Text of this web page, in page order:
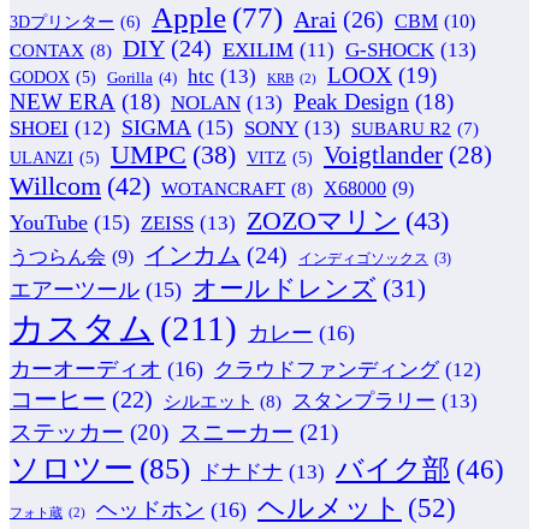
3Dプリンター (6) Apple (77) Arai (26) CBM (10)
CONTAX (8) DIY (24) EXILIM (11) G-SHOCK (13)
GODOX (5) Gorilla (4) htc (13) KRB (2) LOOX (19)
NEW ERA (18) NOLAN (13) Peak Design (18)
SHOEI (12) SIGMA (15) SONY (13) SUBARU R2 (7)
ULANZI (5) UMPC (38) VITZ (5) Voigtlander (28)
Willcom (42) WOTANCRAFT (8) X68000 (9)
YouTube (15) ZEISS (13) ZOZOマリン (43)
うつらん会 (9) インカム (24) インディゴソックス (3)
エアーツール (15) オールドレンズ (31)
カスタム (211) カレー (16)
カーオーディオ (16) クラウドファンディング (12)
コーヒー (22) シルエット (8) スタンプラリー (13)
ステッカー (20) スニーカー (21)
ソロツー (85) ドナドナ (13) バイク部 (46)
フォト蔵 (2) ヘッドホン (16) ヘルメット (52)